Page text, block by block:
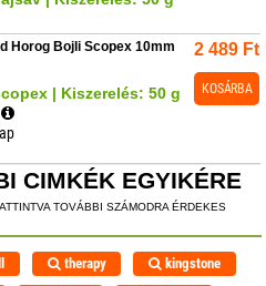
Horog Bojli Scopex 10mm
| Kiszerelés: 50 g
2 489 Ft
KOSÁRBA
CIMKÉK EGYIKÉRE
TOVÁBBI SZÁMODRA ÉRDEKES
therapy
kingstone